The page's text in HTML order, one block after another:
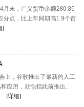
月末，广义货币余额280.85
分点，比上年同期高1.9个百
]
上，谷歌推出了最新的人工
应用，就包括此前推出、
[详细]